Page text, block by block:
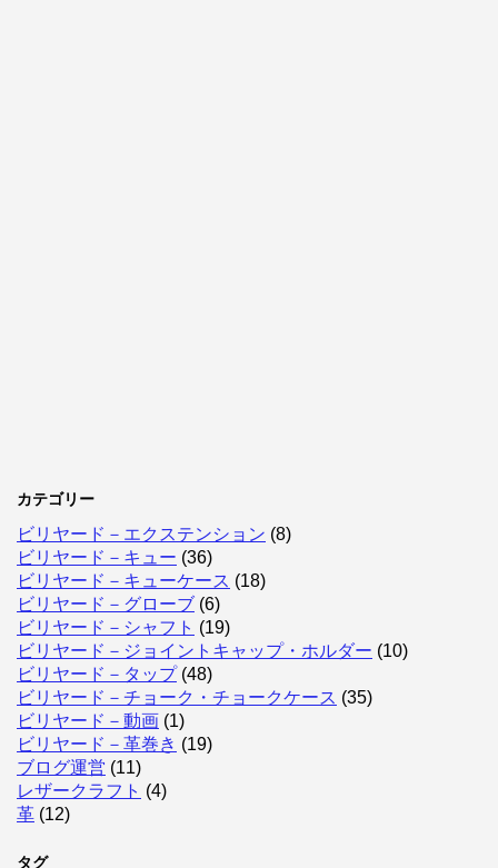
カテゴリー
ビリヤード－エクステンション (8)
ビリヤード－キュー (36)
ビリヤード－キューケース (18)
ビリヤード－グローブ (6)
ビリヤード－シャフト (19)
ビリヤード－ジョイントキャップ・ホルダー (10)
ビリヤード－タップ(48)
ビリヤード－チョーク・チョークケース (35)
ビリヤード－動画 (1)
ビリヤード－革巻き (19)
ブログ運営 (11)
レザークラフト (4)
革 (12)
タグ